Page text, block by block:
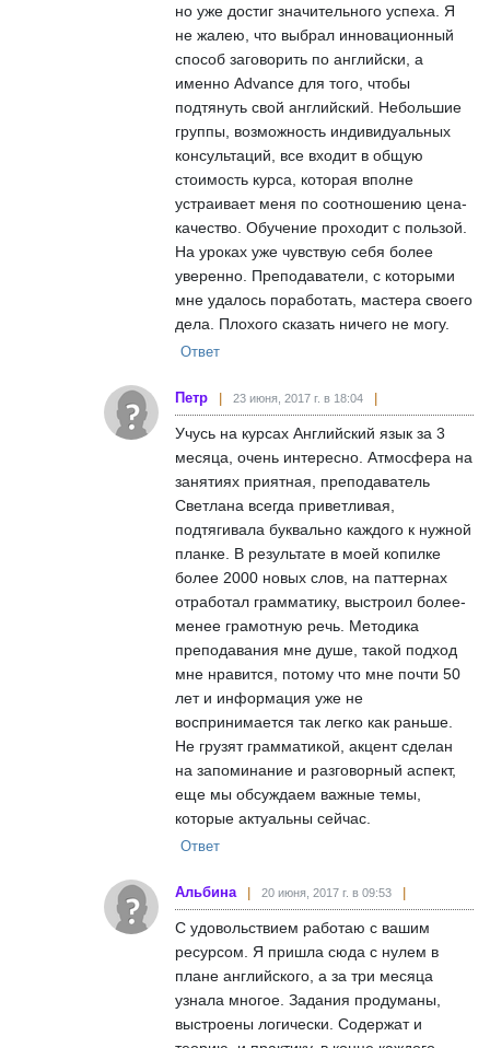
но уже достиг значительного успеха. Я
не жалею, что выбрал инновационный
способ заговорить по английски, а
именно Advance для того, чтобы
подтянуть свой английский. Небольшие
группы, возможность индивидуальных
консультаций, все входит в общую
стоимость курса, которая вполне
устраивает меня по соотношению цена-
качество. Обучение проходит с пользой.
На уроках уже чувствую себя более
уверенно. Преподаватели, с которыми
мне удалось поработать, мастера своего
дела. Плохого сказать ничего не могу.
Ответ
Петр 23 июня, 2017 г. в 18:04
Учусь на курсах Английский язык за 3
месяца, очень интересно. Атмосфера на
занятиях приятная, преподаватель
Светлана всегда приветливая,
подтягивала буквально каждого к нужной
планке. В результате в моей копилке
более 2000 новых слов, на паттернах
отработал грамматику, выстроил более-
менее грамотную речь. Методика
преподавания мне душе, такой подход
мне нравится, потому что мне почти 50
лет и информация уже не
воспринимается так легко как раньше.
Не грузят грамматикой, акцент сделан
на запоминание и разговорный аспект,
еще мы обсуждаем важные темы,
которые актуальны сейчас.
Ответ
Альбина 20 июня, 2017 г. в 09:53
С удовольствием работаю с вашим
ресурсом. Я пришла сюда с нулем в
плане английского, а за три месяца
узнала многое. Задания продуманы,
выстроены логически. Содержат и